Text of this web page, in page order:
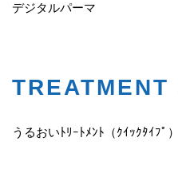
デジタルパーマ
TREATMENT
うるおいﾄﾘｰﾄﾒﾝﾄ（ｸｲｯｸﾀｲﾌﾟ）